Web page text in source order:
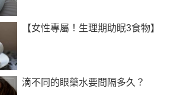
【女性專屬！生理期助眠3食物】
滴不同的眼藥水要間隔多久？